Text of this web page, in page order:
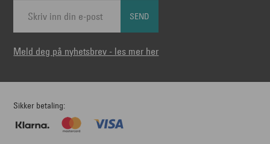
SEND
Meld deg på nyhetsbrev - les mer her
Sikker betaling